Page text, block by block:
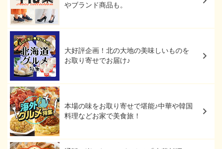
やブランド商品も。
大好評企画！北の大地の美味しいものを
お取り寄せでお届け♪
本場の味をお取り寄せで堪能♪中華や韓国
料理などお家で美食旅！